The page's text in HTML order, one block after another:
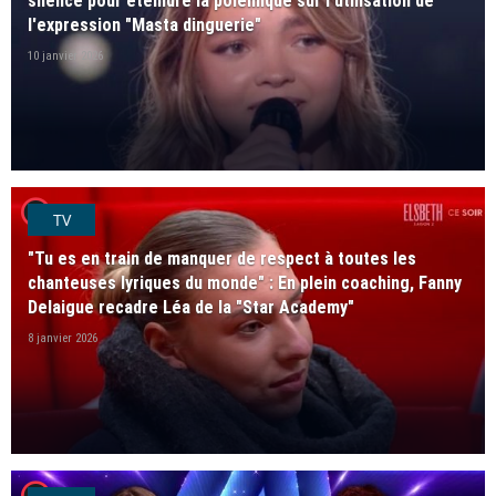
l'expression "Masta dinguerie"
10 janvier 2026
player2TV
"Tu es en train de manquer de respect à toutes les
chanteuses lyriques du monde" : En plein coaching, Fanny
Delaigue recadre Léa de la "Star Academy"
8 janvier 2026